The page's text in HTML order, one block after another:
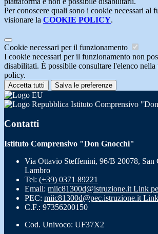
Per conoscere quali sono i cookie necessari al
visionare la COOKIE POLICY.
Cookie necessari per il funzionamento
I cookie necessari per il funzionamento non
disabilitati. È possibile consultare l'elenco
policy.
Accetta tutti Salva le preferenze
Istituto Comprensivo
Contatti
Istituto Comprensivo "Don Gnocchi"
Via Ottavio Steffenini, 96/B 20078, San
Lambro
Tel: (+39) 0371 89221
Email: miic81300d@istruzione.it Link
PEC: miic81300d@pec.istruzione.it
C.F.: 97356200150
Cod. Univoco: UF37X2